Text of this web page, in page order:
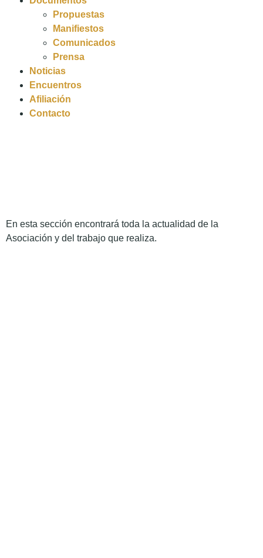
Propuestas
Manifiestos
Comunicados
Prensa
Noticias
Encuentros
Afiliación
Contacto
En esta sección encontrará toda la actualidad de la
Asociación y del trabajo que realiza.